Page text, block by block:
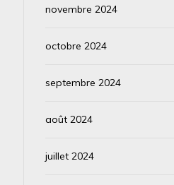
novembre 2024
octobre 2024
septembre 2024
août 2024
juillet 2024